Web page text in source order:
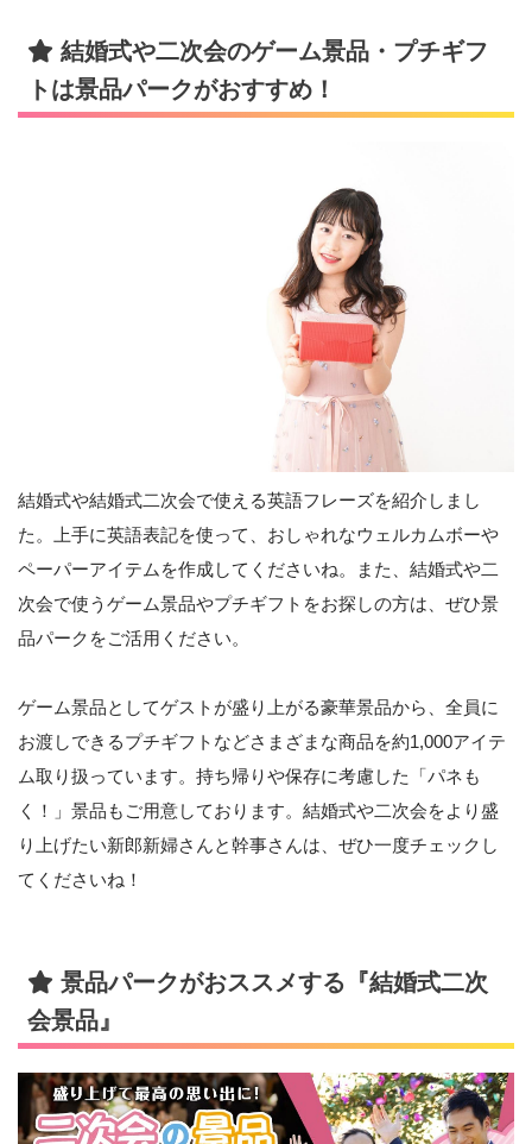
結婚式や二次会のゲーム景品・プチギフ
トは景品パークがおすすめ！
結婚式や結婚式二次会で使える英語フレーズを紹介しまし
た。上手に英語表記を使って、おしゃれなウェルカムボーや
ペーパーアイテムを作成してくださいね。また、結婚式や二
次会で使うゲーム景品やプチギフトをお探しの方は、ぜひ景
品パークをご活用ください。
ゲーム景品としてゲストが盛り上がる豪華景品から、全員に
お渡しできるプチギフトなどさまざまな商品を約1,000アイテ
ム取り扱っています。持ち帰りや保存に考慮した「パネも
く！」景品もご用意しております。結婚式や二次会をより盛
り上げたい新郎新婦さんと幹事さんは、ぜひ一度チェックし
てくださいね！
景品パークがおススメする『結婚式二次
会景品』